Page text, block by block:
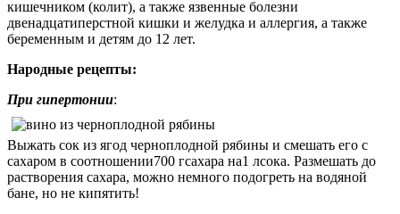
кишечником (колит), а также язвенные болезни
двенадцатиперстной кишки и желудка и аллергия, а также
беременным и детям до 12 лет.
Народные рецепты:
При гипертонии:
Выжать сок из ягод черноплодной рябины и смешать его с
сахаром в соотношении700 гсахара на1 лсока. Размешать до
растворения сахара, можно немного подогреть на водяной
бане, но не кипятить!